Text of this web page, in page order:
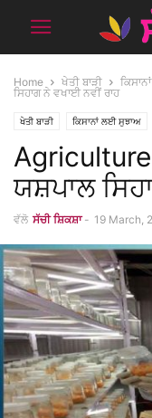
Home ਖੇਤੀ ਬਾੜੀ
ਸਿਹਾਗ ਨੇ ਵਖਾਈ ਨਵੀਂ ਰਾਹ
ਖੇਤੀ ਬਾੜੀ ਕਿਸਾਨਾਂ ਲਈ ਸੁਝਾਅ
ਯਸ਼ਪਾਲ
ਵੱਲੋ ਸੱਚੀ ਸ਼ਿਕਸ਼ਾ - 19 March,